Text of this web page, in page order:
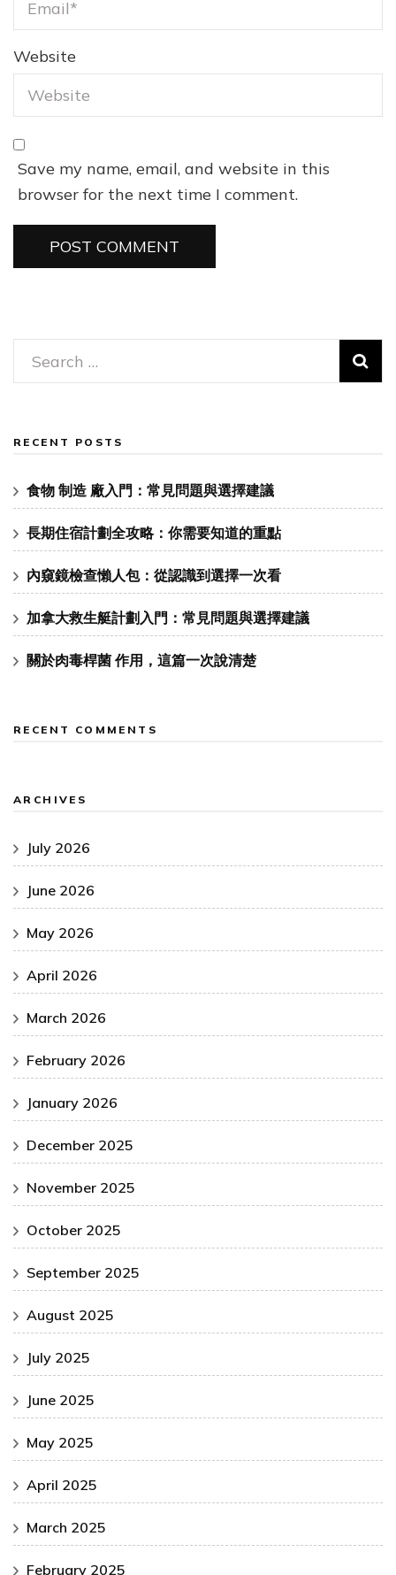
Website
Save my name, email, and website in this
browser for the next time I comment.
Search
for:
RECENT POSTS
食物 制造 廠入門：常見問題與選擇建議
長期住宿計劃全攻略：你需要知道的重點
內窺鏡檢查懶人包：從認識到選擇一次看
加拿大救生艇計劃入門：常見問題與選擇建議
關於肉毒桿菌 作用，這篇一次說清楚
RECENT COMMENTS
ARCHIVES
July 2026
June 2026
May 2026
April 2026
March 2026
February 2026
January 2026
December 2025
November 2025
October 2025
September 2025
August 2025
July 2025
June 2025
May 2025
April 2025
March 2025
February 2025